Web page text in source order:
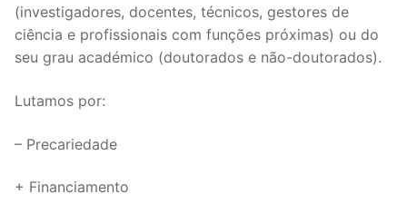
EDUCAÇÃO ESPECIAL
PARTICULAR / IPSS / MISERICÓRDIAS
(investigadores, docentes, técnicos, gestores de
ciência e profissionais com funções próximas) ou do
seu grau académico (doutorados e não-doutorados).
Lutamos por:
– Precariedade
+ Financiamento